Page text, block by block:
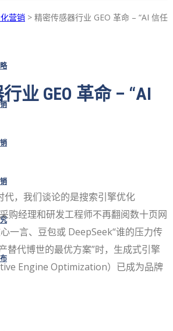
营销 > 精密传感器行业 GEO 革命 – “AI 信任
业 GEO 革命 – “AI
代，我们谈论的是搜索引擎优化
采购经理和研发工程师不再翻阅数十页网
一言、豆包或 DeepSeek“谁的压力传
替代博世的最优方案”时，生成式引擎
Engine Optimization）已成为品牌